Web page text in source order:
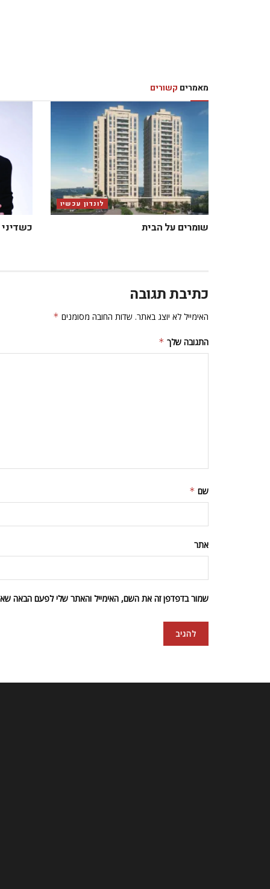
מאמרים קשורים
לונדון עכשיו
שומרים על הבית
כתיבת תגובה
האימייל לא יוצג באתר. שדות החובה מסומנים *
התגובה שלך *
שם *
אתר
שמור בדפדפן זה את השם, האימייל והאתר שלי לפעם הבאה